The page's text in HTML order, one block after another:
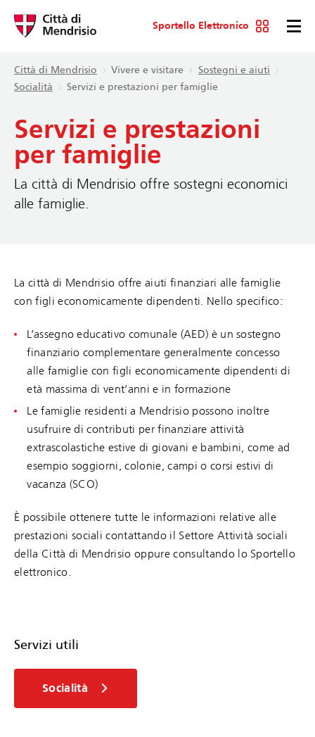
Sportello Elettronico
Città di Mendrisio Vivere e visitare
Sostegni e aiuti
Socialità
Servizi e prestazioni per famiglie
Servizi e prestazioni
per famiglie
La città di Mendrisio offre sostegni economici
alle famiglie.
La città di Mendrisio offre aiuti finanziari alle famiglie
con figli economicamente dipendenti. Nello specifico:
L’assegno educativo comunale (AED) è un sostegno
finanziario complementare generalmente concesso
alle famiglie con figli economicamente dipendenti di
età massima di vent’anni e in formazione
Le famiglie residenti a Mendrisio possono inoltre
usufruire di contributi per finanziare attività
extrascolastiche estive di giovani e bambini, come ad
esempio soggiorni, colonie, campi o corsi estivi di
vacanza (SCO)
È possibile ottenere tutte le informazioni relative alle
prestazioni sociali contattando il Settore Attività sociali
della Città di Mendrisio oppure consultando lo Sportello
elettronico.
Servizi utili
Socialità